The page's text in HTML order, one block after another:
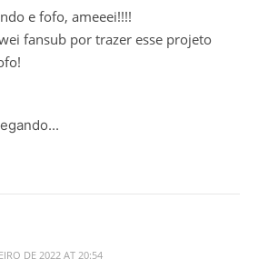
e fofo, ameeei!!!!
fansub por trazer esse projeto
DE 2022 AT 20:54